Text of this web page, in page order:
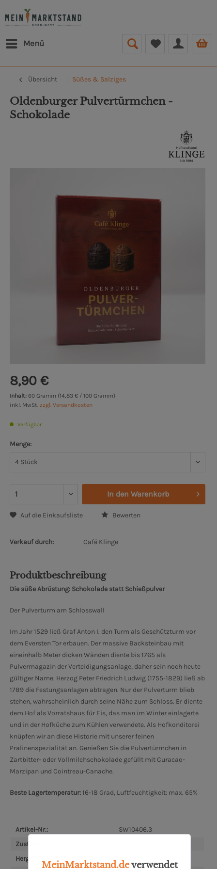
Menü
Übersicht Süßes & Salziges
Oldenburger Pulvertürmchen -
Schokolade
8,90 €
Inhalt: 60 Gramm (14,83 € / 100 Gramm)
inkl. MwSt. zzgl. Versandkosten
Verfügbar
Menge:
In den Warenkorb
Auf die Einkaufsliste Bewerten
Verkauf durch: Café Klinge
Produktbeschreibung
Die süße Abrüstung: Schokolade statt Schießpulver
Der Pulverturm am Schlosswall
Im Jahr 1529 ließ Graf Anton I. den Turm als Geschützturm vor
dem Eversten Tor erbauen. Der massive Backsteinbau mit
eineinhalb Meter dicken Wänden diente bis 1765 als
Pulvermagazin der Verteidigungsanlage, daher sein noch heute
gültiger Name. Herzog Peter Friedrich Ludwig (1755-1829) ließ ab
1789 die Festungsanlagen abtragen. Nur der Pulverturm blieb
stehen, wahrscheinlich durch seine Nähe zum Schloss. Er diente
dem Hof als Vorratshaus für Eis, das man im Winter einlagerte
und in der Hofküche zum Kühlen verwendete. Als Hofkonditorei
knüpfen wir an diese Historie mit unserer feinen
Pralinenspezialität an. Genießen Sie die Pulvertürmchen in
Zartbitter- oder Vollmilchschokolade gefüllt mit Curacao-
Marzipan und Cointreau-Canache.
Beste Lagertemperatur:16-18 Grad, Luftfeuchtigkeit: max. 65%
Artikel-Nr.:
SW10406.3
Zusteller:
Hergestellt in:
Oldenburg
MeinMarktstand.deverwendet